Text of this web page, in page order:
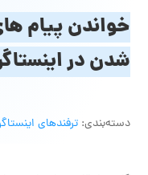
خواندن پیام
شدن در
دسته‌بندی:ترفندهای